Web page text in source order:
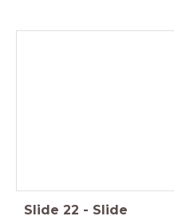
Slide 22 - Slide